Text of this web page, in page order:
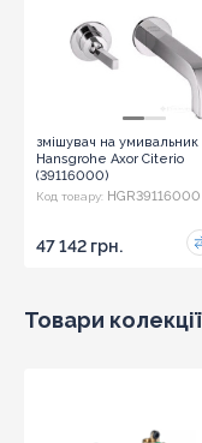
змішувач на умивальник
Hansgrohe Axor Citerio
(39116000)
Код товару: HGR39116000
47 142 грн.
Товари колекції